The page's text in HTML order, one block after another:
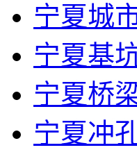
宁夏城
宁夏基
宁夏桥
宁夏冲